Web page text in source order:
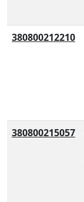
380800212210
380800215057